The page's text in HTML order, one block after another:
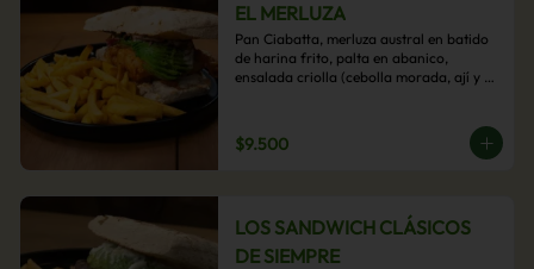
EL MERLUZA
Pan Ciabatta, merluza austral en batido
de harina frito, palta en abanico,
ensalada criolla (cebolla morada, ají y
$9.500
LOS SANDWICH CLÁSICOS
DE SIEMPRE